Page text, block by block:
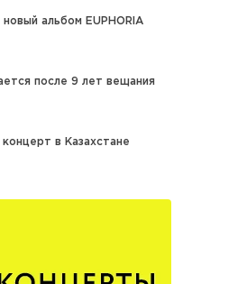
новый альбом EUPHORIA
после 9 лет вещания
в Казахстане